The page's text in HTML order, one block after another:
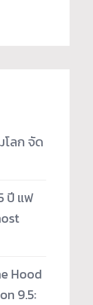
โลก จัด
ปี แฟ
Hood
9.5: